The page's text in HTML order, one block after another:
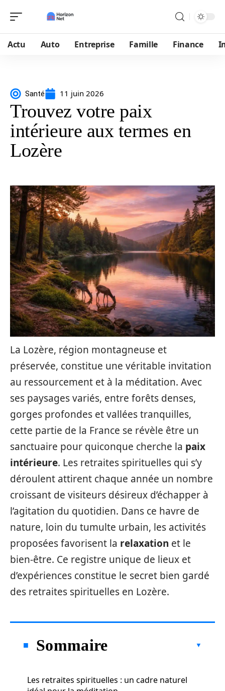
Actu Auto Entreprise Famille Finance
Santé 11 juin 2026
Trouvez votre paix
intérieure aux termes en
Lozère
La Lozère, région montagneuse et
préservée, constitue une véritable invitation
au ressourcement et à la méditation. Avec
ses paysages variés, entre forêts denses,
gorges profondes et vallées tranquilles,
cette partie de la France se révèle être un
sanctuaire pour quiconque cherche la paix
intérieure. Les retraites spirituelles qui s’y
déroulent attirent chaque année un nombre
croissant de visiteurs désireux d’échapper à
l’agitation du quotidien. Dans ce havre de
nature, loin du tumulte urbain, les activités
proposées favorisent la relaxation et le
bien-être. Ce registre unique de lieux et
d’expériences constitue le secret bien gardé
des retraites spirituelles en Lozère.
Sommaire
Les retraites spirituelles : un cadre naturel